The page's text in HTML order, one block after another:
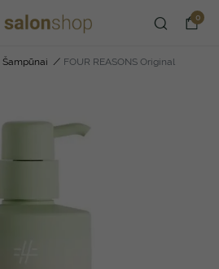
0
Šampūnai / FOUR REASONS Original